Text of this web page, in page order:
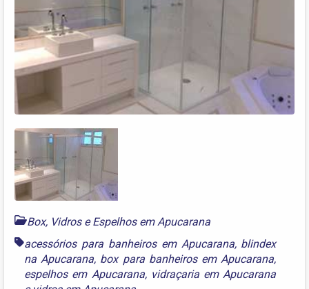
Box, Vidros e Espelhos em Apucarana
acessórios para banheiros em Apucarana, blindex
na Apucarana, box para banheiros em Apucarana,
espelhos em Apucarana, vidraçaria em Apucarana